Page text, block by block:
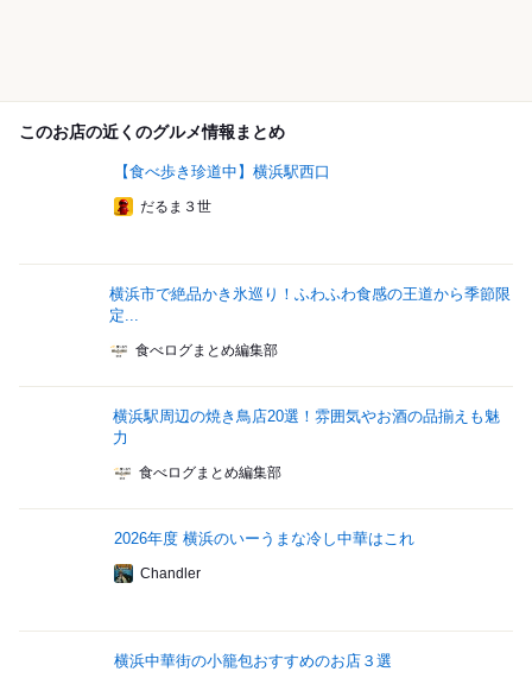
このお店の近くのグルメ情報まとめ
【食べ歩き珍道中】横浜駅西口
だるま３世
横浜市で絶品かき氷巡り！ふわふわ食感の王道から季節限
定...
食べログまとめ編集部
横浜駅周辺の焼き鳥店20選！雰囲気やお酒の品揃えも魅
力
食べログまとめ編集部
2026年度 横浜のいーうまな冷し中華はこれ
Chandler
横浜中華街の小籠包おすすめのお店３選